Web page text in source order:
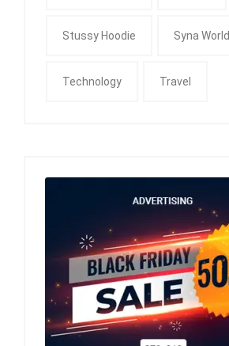
Stussy Hoodie Syna World
Technology Travel